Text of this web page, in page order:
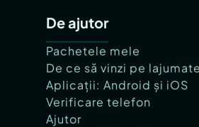
De ajutor
Pachetele mele
De ce să vinzi pe
Aplicații: Android și iOS
Verificare telefon
Ajutor